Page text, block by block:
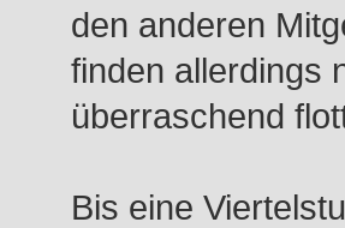
den anderen
finden allerdings
überraschend
Bis eine